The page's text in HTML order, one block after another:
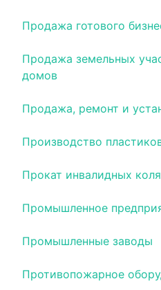
Продажа готового
Продажа земельных
домов
Продажа, ремонт и
Производство
Прокат инвалидных
Промышленное
Промышленные заводы
Противопожарное